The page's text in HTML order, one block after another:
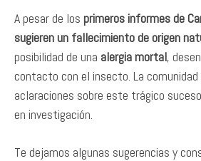
A pesar de los primeros informes de
sugieren un fallecimiento de origen
posibilidad de una alergia mortal,
contacto con el insecto. La
aclaraciones sobre este trágico
en investigación.
Te dejamos algunas sugerencias y